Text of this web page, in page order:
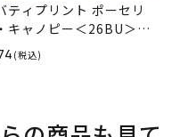
ティプリント ポーセリ
キャノピー＜26BU＞生
リバティ・ファブリッ
）2026SS
(税込)